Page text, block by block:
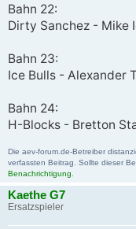
Bahn 22:
Dirty Sanchez - Mike
Bahn 23:
Ice Bulls - Alexander
Bahn 24:
H-Blocks - Bretton
Die aev-forum.de-Betreiber
verfassten Beitrag. Sollte dieser
Benachrichtigung
Kaethe G7
Ersatzspieler